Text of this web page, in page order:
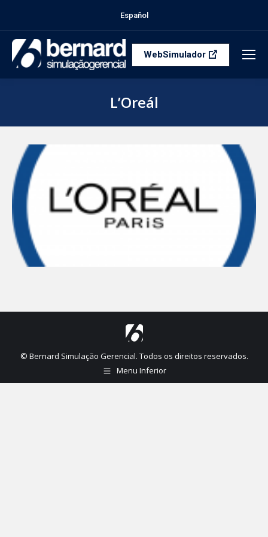
Español
WebSimulador
L’Oreál
© Bernard Simulação Gerencial. Todos os direitos reservados.
Menu Inferior